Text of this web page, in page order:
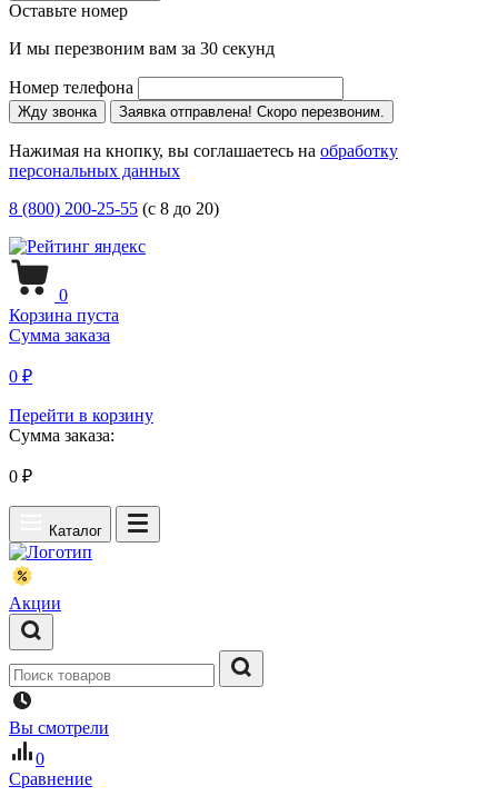
Оставьте номер
И мы перезвоним вам за 30 секунд
Номер телефона
Жду звонка Заявка отправлена! Скоро перезвоним.
Нажимая на кнопку, вы соглашаетесь на обработку
персональных данных
8 (800) 200-25-55 (с 8 до 20)
0
Корзина пуста
Сумма заказа
0 ₽
Перейти в корзину
Сумма заказа:
0 ₽
Каталог
Акции
Вы смотрели
0
Сравнение